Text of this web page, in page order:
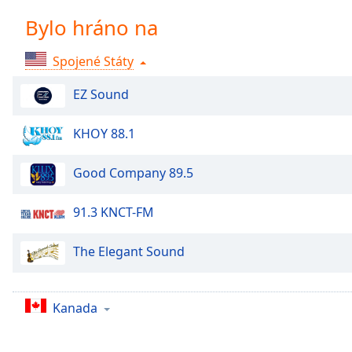
Chapters
Descriptions
descriptions
selected
subtitles
settings,
opens
subtitles
settings
subtitles
off
Bylo hráno na
Spojené Státy
EZ Sound
KHOY 88.1
Good Company 89.5
91.3 KNCT-FM
The Elegant Sound
Kanada